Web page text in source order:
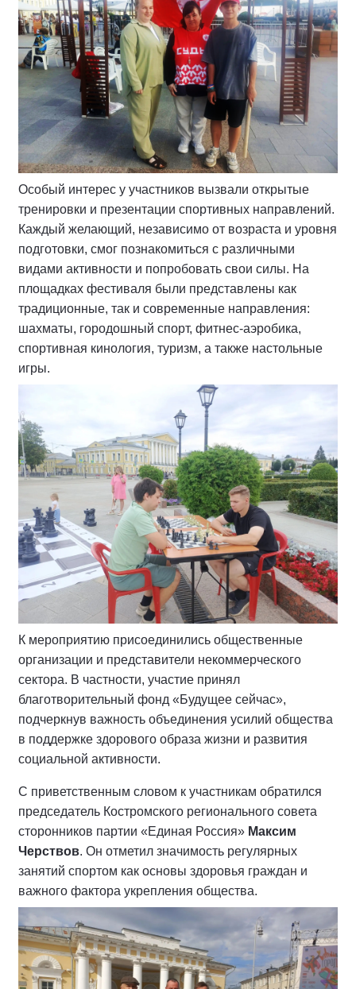
Особый интерес у участников вызвали открытые
тренировки и презентации спортивных направлений.
Каждый желающий, независимо от возраста и уровня
подготовки, смог познакомиться с различными
видами активности и попробовать свои силы. На
площадках фестиваля были представлены как
традиционные, так и современные направления:
шахматы, городошный спорт, фитнес-аэробика,
спортивная кинология, туризм, а также настольные
игры.
К мероприятию присоединились общественные
организации и представители некоммерческого
сектора. В частности, участие принял
благотворительный фонд «Будущее сейчас»,
подчеркнув важность объединения усилий общества
в поддержке здорового образа жизни и развития
социальной активности.
С приветственным словом к участникам обратился
председатель Костромского регионального совета
сторонников партии «Единая Россия» Максим
Черствов. Он отметил значимость регулярных
занятий спортом как основы здоровья граждан и
важного фактора укрепления общества.